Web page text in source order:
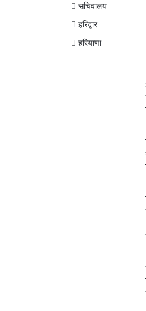
सचिवालय
हरिद्वार
हरियाणा